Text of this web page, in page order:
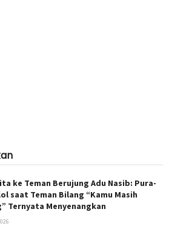
ke Teman Berujung Adu Nasib: Pura-
saat Teman Bilang “Kamu Masih
Ternyata Menyenangkan